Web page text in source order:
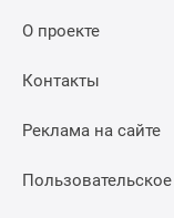
О проекте
Контакты
Реклама на сайте